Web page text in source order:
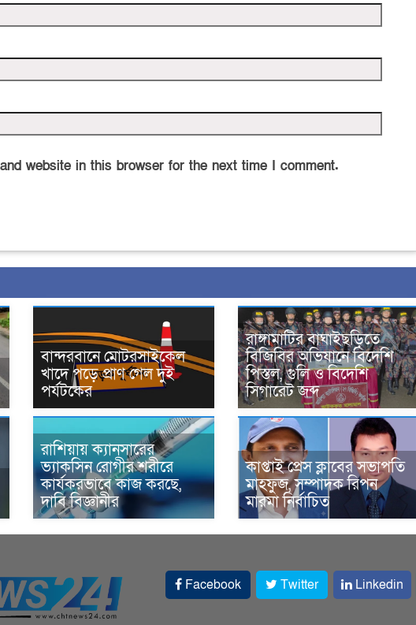
website in this browser for the next time I comment.
বান্দরবানে মোটরসাইকেল
খাদে পড়ে প্রাণ গেল দুই
পর্যটকের
রাঙ্গামাটির বাঘাইছড়িতে
বিজিবির অভিযানে বিদেশি
পিস্তল, গুলি ও বিদেশি
সিগারেট জব্দ
রাশিয়ায় ক্যানসারের
ভ্যাকসিন রোগীর শরীরে
কার্যকরভাবে কাজ করছে,
দাবি বিজ্ঞানীর
কাপ্তাই প্রেস ক্লাবের সভাপতি
মাহফুজ, সম্পাদক রিপন
মারমা নির্বাচিত
Facebook Twitter Linkedin